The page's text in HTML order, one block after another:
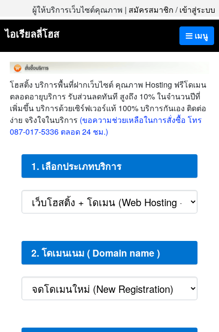
ผู้ให้บริการเว็บไซต์คุณภาพ | สมัครสมาชิก /เข้าสู่ระบบ
เมนู
ไอเรียลลี่โฮส
โฮสติ้ง บริการพื้นที่ฝากเว็บไซต์ คุณภาพ Hosting ฟรีโดเมน
ตลอดอายุบริการ รับส่วนลดทันที สูงถึง 10% ในจำนวนปีที่
เพิ่มขึ้น บริการด้วยเซิร์ฟเวอร์แท้ 100% บริการกันเอง ติดต่อ
ง่าย จริงใจในบริการ (ขอความช่วยเหลือในการสั่งซื้อ โทร
087-017-5336 ตลอด 24 ชม.)
1. เลือกประเภทบริการ
2. โดเมนเนม ( Domain name )